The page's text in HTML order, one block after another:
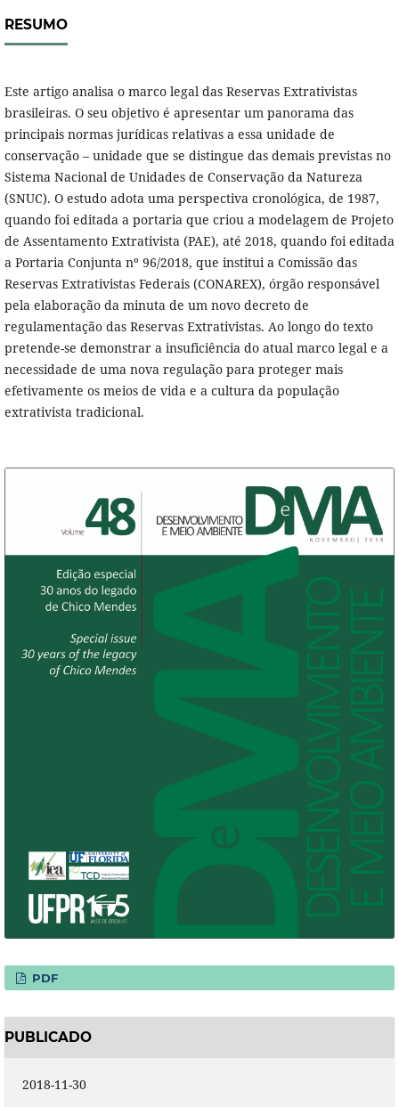
RESUMO
Este artigo analisa o marco legal das Reservas Extrativistas
brasileiras. O seu objetivo é apresentar um panorama das
principais normas jurídicas relativas a essa unidade de
conservação – unidade que se distingue das demais previstas no
Sistema Nacional de Unidades de Conservação da Natureza
(SNUC). O estudo adota uma perspectiva cronológica, de 1987,
quando foi editada a portaria que criou a modelagem de Projeto
de Assentamento Extrativista (PAE), até 2018, quando foi editada
a Portaria Conjunta nº 96/2018, que institui a Comissão das
Reservas Extrativistas Federais (CONAREX), órgão responsável
pela elaboração da minuta de um novo decreto de
regulamentação das Reservas Extrativistas. Ao longo do texto
pretende-se demonstrar a insuficiência do atual marco legal e a
necessidade de uma nova regulação para proteger mais
efetivamente os meios de vida e a cultura da população
extrativista tradicional.
PDF
PUBLICADO
2018-11-30